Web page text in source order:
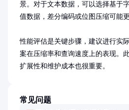
景。对于文本数据，可以选择基于
值数据，差分编码或位图压缩可能更
性能评估是关键步骤，建议进行实
案在压缩率和查询速度上的表现。
扩展性和维护成本也很重要。
常见问题